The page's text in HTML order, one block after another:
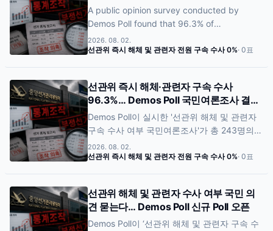
Criminal Investigation, Demos Poll
Finds
A public opinion survey conducted by
Demos Poll found that 96.3% of
respondents favored the immediate
dissolution of the National Election
responsible. The survey, which ran from
July 27 through August 2, drew responses
from 243 participants. Another 3.7%
supported the resignation of senior officials
and the implementation of an external
audit, while no respondents selected the
accountability and institutional trust in the
administration of elections.
2026. 08. 02.
선관위 즉시 해체 및 관련자 전원 구속 수사 0%· 0표
선관위 즉시 해체·관련자 구속 수사
96.3%… Demos Poll 국민여론조사 결과
공개
Demos Poll이 실시한 '선관위 해체 및 관련자
구속 수사 여부 국민여론조사'가 총 243명의
참여로 마감됐다. 조사 결과 응답자의 96.3%
(234명)가 '선관위 즉시 해체 및 관련자 전원
기록했으며, '실무자 처벌 및 경고'와 '문제 없
음·기타'는 각각 0.0%로 나타났다. 이번 조사는
선거 관리 기관의 운영과 책임 문제에 대한 국
2026. 08. 02.
선관위 즉시 해체 및 관련자 전원 구속 수사 0%· 0표
선관위 해체 및 관련자 수사 여부 국민 의
견 묻는다… Demos Poll 신규 Poll 오픈
Demos Poll이 ‘선관위 해체 및 관련자 구속 수